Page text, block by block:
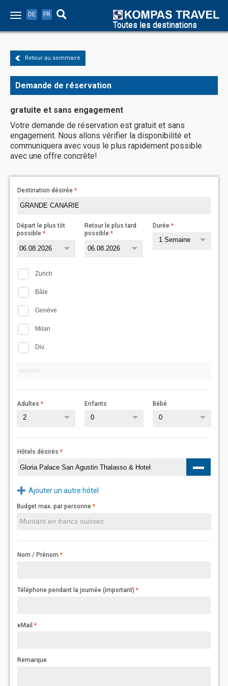
DE FR
Toutes les destinations
Retour au sommaire
Demande de réservation
gratuite et sans engagement
Votre demande de réservation est gratuit et sans
engagement. Nous allons vérifier la disponibilité et
communiquera avec vous le plus rapidement possible
avec une offre concrète!
Destination désirée
Départ le plus tôt
possible
Retour le plus tard
possible
Durée
1 Semaine
Zurich
Bâle
Genève
Milan
Div.
Adultes
2
Enfants
0
Bébé
0
Hôtels désirés
Ajouter un autre hôtel
Budget max. par personne
Nom / Prénom
Téléphone pendant la journée (important)
eMail
Remarque